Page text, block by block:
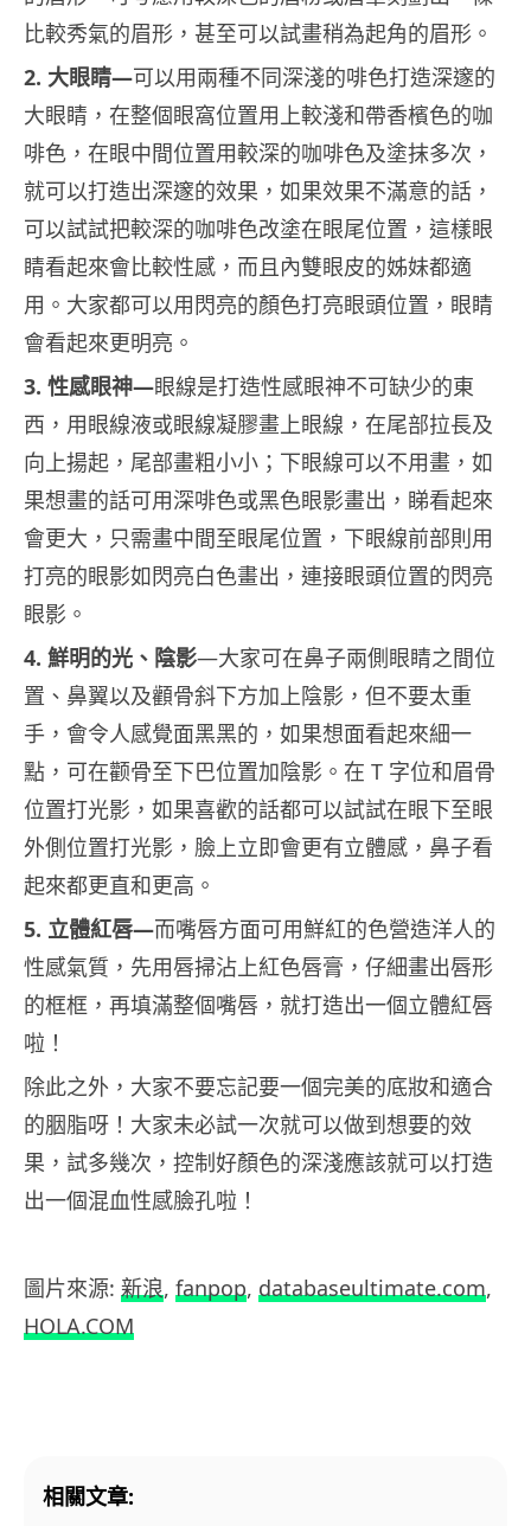
比較秀氣的眉形，甚至可以試畫稍為起角的眉形。
2. 大眼睛—可以用兩種不同深淺的啡色打造深邃的
大眼睛，在整個眼窩位置用上較淺和帶香檳色的咖
啡色，在眼中間位置用較深的咖啡色及塗抹多次，
就可以打造出深邃的效果，如果效果不滿意的話，
可以試試把較深的咖啡色改塗在眼尾位置，這樣眼
睛看起來會比較性感，而且內雙眼皮的姊妹都適
用。大家都可以用閃亮的顏色打亮眼頭位置，眼睛
會看起來更明亮。
3. 性感眼神—眼線是打造性感眼神不可缺少的東
西，用眼線液或眼線凝膠畫上眼線，在尾部拉長及
向上揚起，尾部畫粗小小；下眼線可以不用畫，如
果想畫的話可用深啡色或黑色眼影畫出，睇看起來
會更大，只需畫中間至眼尾位置，下眼線前部則用
打亮的眼影如閃亮白色畫出，連接眼頭位置的閃亮
眼影。
4. 鮮明的光、陰影—大家可在鼻子兩側眼睛之間位
置、鼻翼以及顴骨斜下方加上陰影，但不要太重
手，會令人感覺面黑黑的，如果想面看起來細一
點，可在颧骨至下巴位置加陰影。在 T 字位和眉骨
位置打光影，如果喜歡的話都可以試試在眼下至眼
外側位置打光影，臉上立即會更有立體感，鼻子看
起來都更直和更高。
5. 立體紅唇—而嘴唇方面可用鮮紅的色營造洋人的
性感氣質，先用唇掃沾上紅色唇膏，仔細畫出唇形
的框框，再填滿整個嘴唇，就打造出一個立體紅唇
啦！
除此之外，大家不要忘記要一個完美的底妝和適合
的胭脂呀！大家未必試一次就可以做到想要的效
果，試多幾次，控制好顏色的深淺應該就可以打造
出一個混血性感臉孔啦！
圖片來源: 新浪, fanpop, databaseultimate.com,
HOLA.COM
相關文章: